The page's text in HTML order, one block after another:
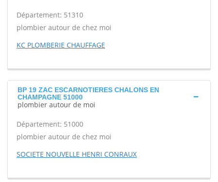
Département: 51310
plombier autour de chez moi
KC PLOMBERIE CHAUFFAGE
BP 19 ZAC ESCARNOTIERES CHALONS EN
CHAMPAGNE 51000
plombier autour de moi
Département: 51000
plombier autour de chez moi
SOCIETE NOUVELLE HENRI CONRAUX